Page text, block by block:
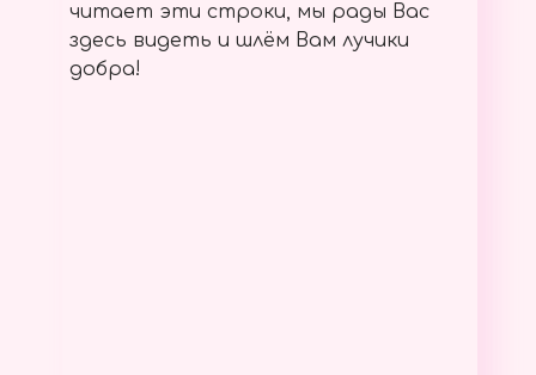
читает эти строки, мы рады Вас
здесь видеть и шлём Вам лучики
добра!